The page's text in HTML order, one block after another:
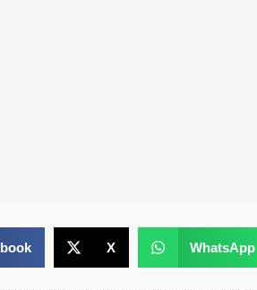
X WhatsApp